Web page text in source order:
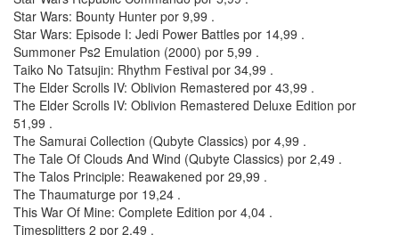
Star Wars: Bounty Hunter por 9,99 .
Star Wars: Episode I: Jedi Power Battles por 14,99 .
Summoner Ps2 Emulation (2000) por 5,99 .
Taiko No Tatsujin: Rhythm Festival por 34,99 .
The Elder Scrolls IV: Oblivion Remastered por 43,99 .
The Elder Scrolls IV: Oblivion Remastered Deluxe Edition por
51,99 .
The Samurai Collection (Qubyte Classics) por 4,99 .
The Tale Of Clouds And Wind (Qubyte Classics) por 2,49 .
The Talos Principle: Reawakened por 29,99 .
The Thaumaturge por 19,24 .
This War Of Mine: Complete Edition por 4,04 .
Timesplitters 2 por 2,49 .